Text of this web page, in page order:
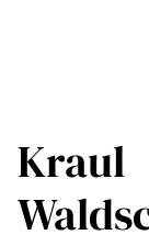
Kraul